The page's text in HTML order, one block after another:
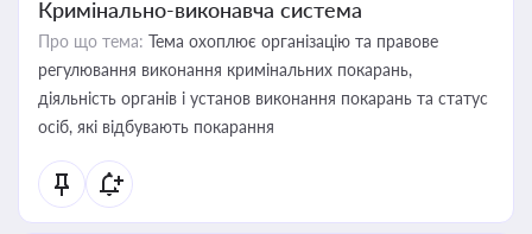
Кримінально-виконавча система
Про що тема: Тема охоплює організацію та правове
регулювання виконання кримінальних покарань,
діяльність органів і установ виконання покарань та статус
осіб, які відбувають покарання